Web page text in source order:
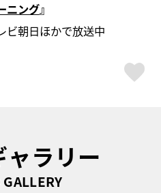
ニング』
ビ朝日ほかで放送中
ャラリー